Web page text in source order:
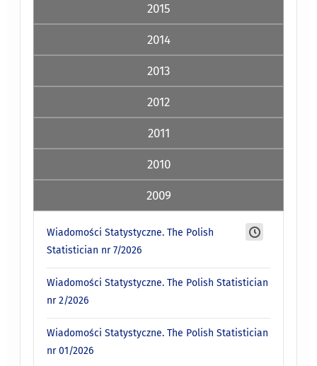
2015
2014
2013
2012
2011
2010
2009
Wiadomości Statystyczne. The Polish
Statistician nr 7/2026
Wiadomości Statystyczne. The Polish Statistician
nr 2/2026
Wiadomości Statystyczne. The Polish Statistician
nr 01/2026